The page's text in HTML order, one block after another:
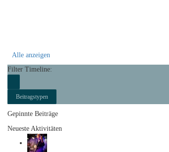
Alle anzeigen
Filter Timeline:
Beitragstypen
Gepinnte Beiträge
Neueste Aktivitäten